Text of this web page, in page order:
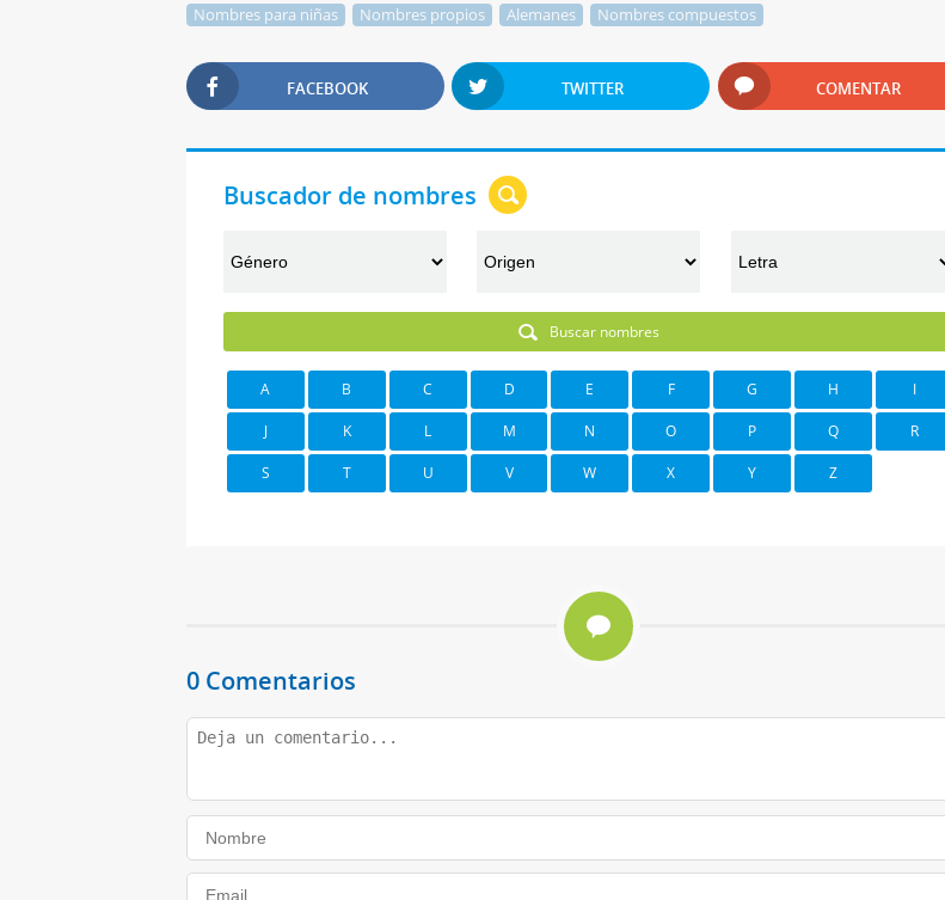
Nombres para niñas Nombres propios Alemanes Nombres compuestos
FACEBOOK TWITTER COMENTAR
Buscador de nombres
Buscar nombres
A B C D E F G H I
J K L M N O P Q R
S T U V W X Y Z
0 Comentarios